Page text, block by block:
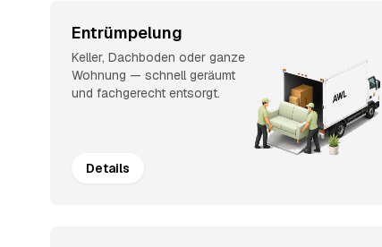
Entrümpelung
Keller, Dachboden oder ganze
Wohnung — schnell geräumt
und fachgerecht entsorgt.
Details